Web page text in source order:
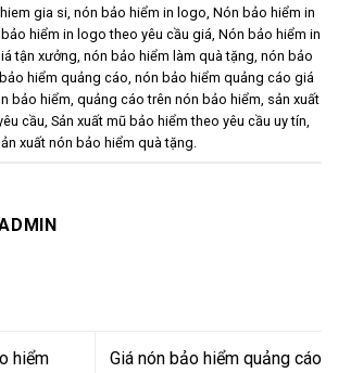
gia si, nón bảo hiểm in logo Nón bảo hiểm in
hiểm in logo theo yêu cầu giá Nón bảo hiểm in
tận xưởng nón bảo hiểm làm quà tặng nón bảo
hiểm quảng cáo nón bảo hiểm quảng cáo giá
bảo hiểm quảng cáo trên nón bảo hiểm sản xuất
cầu Sản xuất mũ bảo hiểm theo yêu cầu uy tín
xuất nón bảo hiểm quà tặng
hiểm
Giá nón bảo hiểm quảng cáo